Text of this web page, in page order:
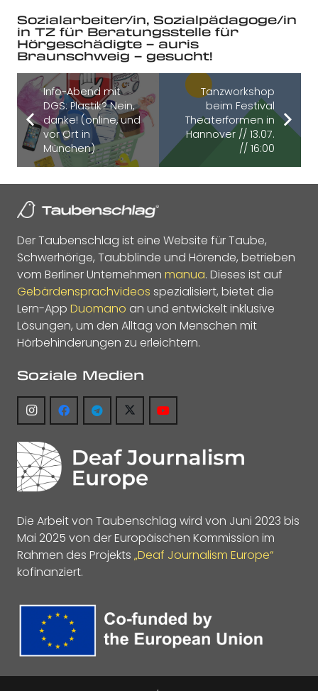
Sozialarbeiter/in, Sozialpädagoge/in
in TZ für Beratungsstelle für
Hörgeschädigte – auris
Braunschweig – gesucht!
Info-Abend mit
DGS: Plastik? Nein,
danke! (online, und
vor Ort in
München)
Tanzworkshop
beim Festival
Theaterformen in
Hannover // 13.07.
// 16:00
Der Taubenschlag ist eine Website für Taube,
Schwerhörige, Taubblinde und Hörende, betrieben
vom Berliner Unternehmen manua. Dieses ist auf
Gebärdensprachvideos spezialisiert, bietet die
Lern-App Duomano an und entwickelt inklusive
Lösungen, um den Alltag von Menschen mit
Hörbehinderungen zu erleichtern.
Soziale Medien
Die Arbeit von Taubenschlag wird von Juni 2023 bis
Mai 2025 von der Europäischen Kommission im
Rahmen des Projekts „Deaf Journalism Europe“
kofinanziert.